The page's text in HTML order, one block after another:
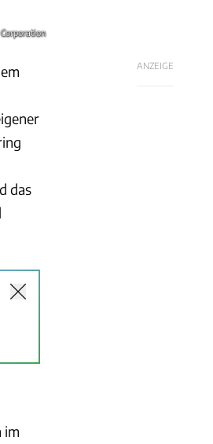
ANZEIGE
das
im